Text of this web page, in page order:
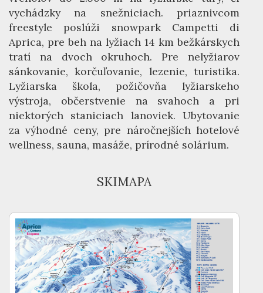
vychádzky na snežniciach. priaznivcom
freestyle poslúži snowpark Campetti di
Aprica, pre beh na lyžiach 14 km bežkárskych
tratí na dvoch okruhoch. Pre nelyžiarov
sánkovanie, korčuľovanie, lezenie, turistika.
Lyžiarska škola, požičovňa lyžiarskeho
výstroja, občerstvenie na svahoch a pri
niektorých staniciach lanoviek. Ubytovanie
za výhodné ceny, pre náročnejších hotelové
wellness, sauna, masáže, prírodné solárium.
SKIMAPA